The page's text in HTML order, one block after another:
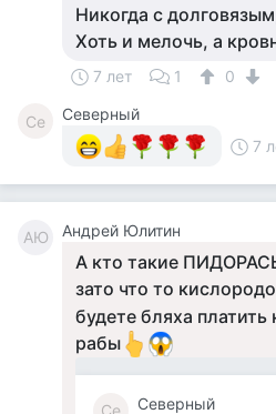
Никогда с
Хоть и мелочь, а
7 лет 1 0
Се
Северный
7
АЮ Андрей Юлитин
А кто такие
зато что то
будете бляха
рабы